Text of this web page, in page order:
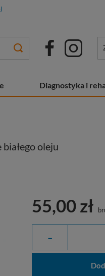
Diagnostyka i
oleju
55,00 zł
-